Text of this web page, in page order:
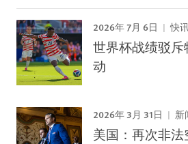
2026年 7月 6日 快
世界杯战绩驳
动
2026年 3月 31日 新
美国：再次非法